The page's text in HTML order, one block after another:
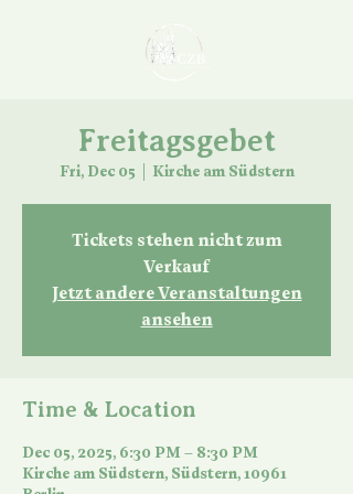
Freitagsgebet
Fri, Dec 05 Kirche am Südstern
Tickets stehen nicht zum
Verkauf
Jetzt andere Veranstaltungen
ansehen
Time & Location
Dec 05, 2025, 6:30 PM – 8:30 PM
Kirche am Südstern, Südstern, 10961